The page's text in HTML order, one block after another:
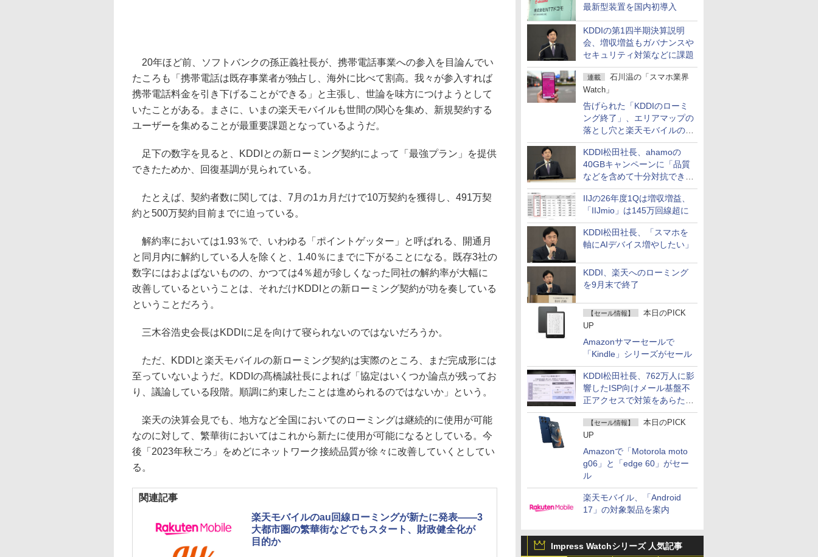
最新型装置を国内初導入
KDDIの第1四半期決算説明
会、増収増益もガバナンスや
セキュリティ対策などに課題
連載
石川温の「スマホ業界
Watch」
告げられた「KDDIのローミ
ング終了」、エリアマップの
落とし穴と楽天モバイルの課
題
KDDI松田社長、ahamoの
40GBキャンペーンに「品質
などを含めて十分対抗でき
る」
IIJの26年度1Qは増収増益、
「IIJmio」は145万回線超に
KDDI松田社長、「スマホを
軸にAIデバイス増やしたい」
KDDI、楽天へのローミング
を9月末で終了
【セール情報】
本日のPICK
UP
Amazonサマーセールで
「Kindle」シリーズがセール
KDDI松田社長、762万人に影
響したISP向けメール基盤不
正アクセスで対策をあらため
て説明
【セール情報】
本日のPICK
UP
Amazonで「Motorola moto
g06」と「edge 60」がセー
ル
楽天モバイル、「Android
17」の対象製品を案内
Impress Watchシリーズ 人気記事
20年ほど前、ソフトバンクの孫正義社長が、携帯電話事業への参入を目論んでい
たころも「携帯電話は既存事業者が独占し、海外に比べて割高。我々が参入すれば
携帯電話料金を引き下げることができる」と主張し、世論を味方につけようとして
いたことがある。まさに、いまの楽天モバイルも世間の関心を集め、新規契約する
ユーザーを集めることが最重要課題となっているようだ。
足下の数字を見ると、KDDIとの新ローミング契約によって「最強プラン」を提供
できたためか、回復基調が見られている。
たとえば、契約者数に関しては、7月の1カ月だけで10万契約を獲得し、491万契
約と500万契約目前までに迫っている。
解約率においては1.93％で、いわゆる「ポイントゲッター」と呼ばれる、開通月
と同月内に解約している人を除くと、1.40％にまでに下がることになる。既存3社の
数字にはおよばないものの、かつては4％超が珍しくなった同社の解約率が大幅に
改善しているということは、それだけKDDIとの新ローミング契約が功を奏している
ということだろう。
三木谷浩史会長はKDDIに足を向けて寝られないのではないだろうか。
ただ、KDDIと楽天モバイルの新ローミング契約は実際のところ、まだ完成形には
至っていないようだ。KDDIの髙橋誠社長によれば「協定はいくつか論点が残ってお
り、議論している段階。順調に約束したことは進められるのではないか」という。
楽天の決算会見でも、地方など全国においてのローミングは継続的に使用が可能
なのに対して、繁華街においてはこれから新たに使用が可能になるとしている。今
後「2023年秋ごろ」をめどにネットワーク接続品質が徐々に改善していくとしてい
る。
関連記事
楽天モバイルのau回線ローミングが新たに発表――3
大都市圏の繁華街などでもスタート、財政健全化が
目的か